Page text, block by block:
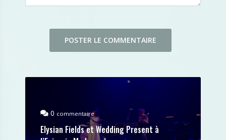
0 commentaire
Elysian Fields et Wedding Present à